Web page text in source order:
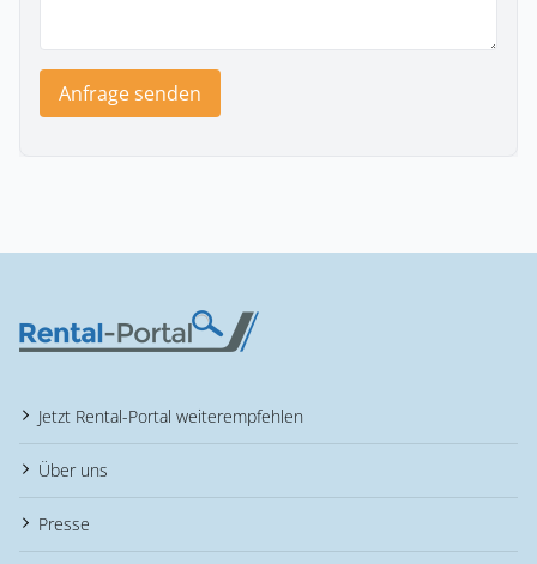
Anfrage senden
Jetzt Rental-Portal weiterempfehlen
Über uns
Presse